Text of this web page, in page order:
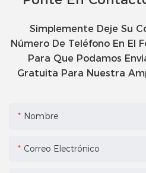
Simplemente Deje Su
Número De Teléfono En El
Para Que Podamos
Gratuita Para Nuestra
Nombre
Correo Electrónico